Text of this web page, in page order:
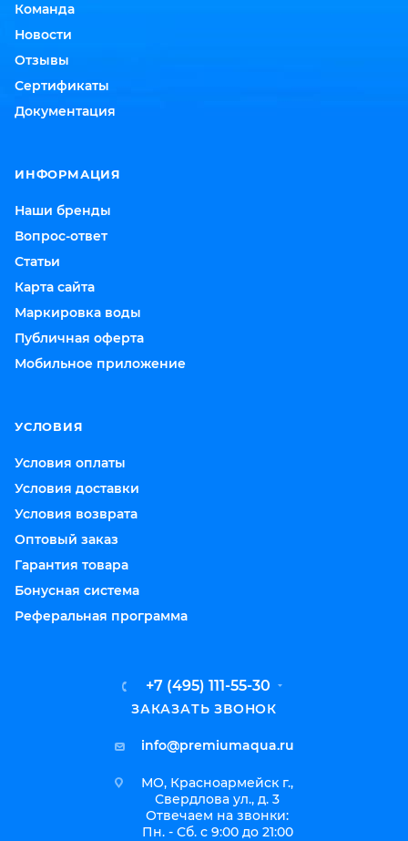
Команда
Новости
Отзывы
Сертификаты
Документация
ИНФОРМАЦИЯ
Наши бренды
Вопрос-ответ
Статьи
Карта сайта
Маркировка воды
Публичная оферта
Мобильное приложение
УСЛОВИЯ
Условия оплаты
Условия доставки
Условия возврата
Оптовый заказ
Гарантия товара
Бонусная система
Реферальная программа
+7 (495) 111-55-30
ЗАКАЗАТЬ ЗВОНОК
info@premiumaqua.ru
МО, Красноармейск г.,
Свердлова ул., д. 3
Отвечаем на звонки:
Пн. - Сб. с 9:00 до 21:00